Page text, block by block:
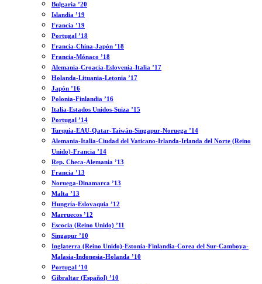
Bulgaria ’20
Islandia ’19
Francia ’19
Portugal ’18
Francia-China-Japón ’18
Francia-Mónaco ’18
Alemania-Croacia-Eslovenia-Italia ’17
Holanda-Lituania-Letonia ’17
Japón ’16
Polonia-Finlandia ’16
Italia-Estados Unidos-Suiza ’15
Portugal ’14
Turquía-EAU-Qatar-Taiwán-Singapur-Noruega ’14
Alemania-Italia-Ciudad del Vaticano-Irlanda-Irlanda del Norte (Reino
Unido)-Francia ’14
Rep. Checa-Alemania ’13
Francia ’13
Noruega-Dinamarca ’13
Malta ’13
Hungría-Eslovaquia ’12
Marruecos ’12
Escocia (Reino Unido) ’11
Singapur ’10
Inglaterra (Reino Unido)-Estonia-Finlandia-Corea del Sur-Camboya-
Malasia-Indonesia-Holanda ’10
Portugal ’10
Gibraltar (Español) ’10